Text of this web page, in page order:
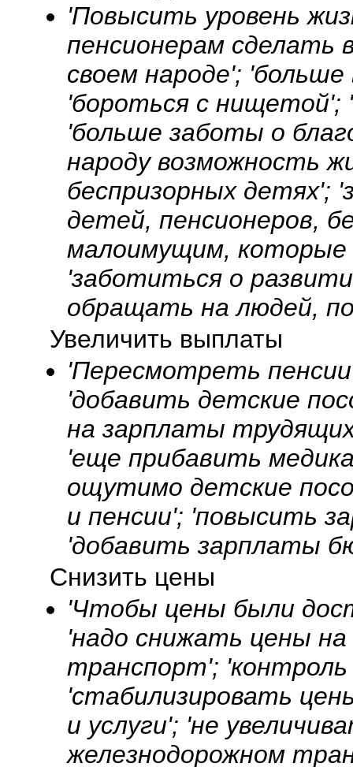
'Повысить уровень
пенсионерам сделать
своем народе';
'бороться с нищетой';
'больше заботы о
народу возможность
беспризорных детях';
детей, пенсионеров,
малоимущим,
'заботиться о
обращать на людей,
Увеличить выплаты
'Пересмотреть
'добавить детские
на зарплаты
'еще прибавить
ощутимо детские
и пенсии'; 'повысить
'добавить зарплаты
Снизить цены
'Чтобы цены были
'надо снижать цены
транспорт'; 'контроль
'стабилизировать
и услуги'; 'не
железнодорожном